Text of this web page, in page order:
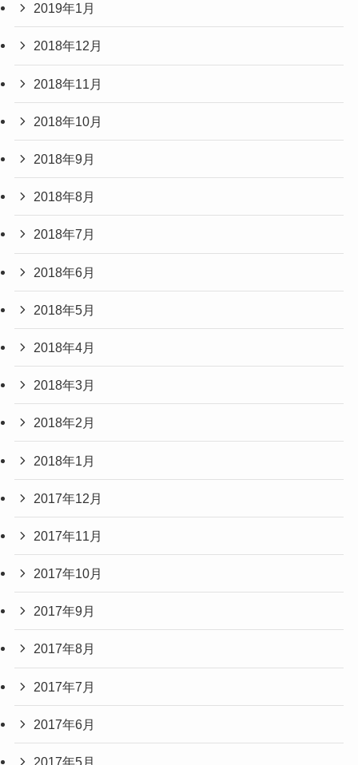
2019年1月
2018年12月
2018年11月
2018年10月
2018年9月
2018年8月
2018年7月
2018年6月
2018年5月
2018年4月
2018年3月
2018年2月
2018年1月
2017年12月
2017年11月
2017年10月
2017年9月
2017年8月
2017年7月
2017年6月
2017年5月